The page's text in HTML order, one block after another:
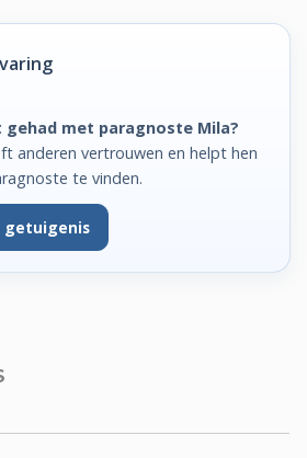
gehad met paragnoste Mila?
anderen vertrouwen en helpt hen
te vinden.